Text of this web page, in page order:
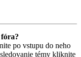
po vstupu do neho
témy kliknite